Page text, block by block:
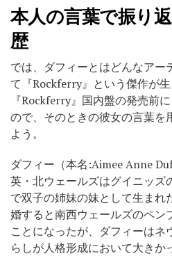
本人の言葉で振り
歴
では、ダフィーとはどんなアー
て『Rockferry』という傑作が
『Rockferry』国内盤の発売前
ので、そのときの彼女の言葉を
よう。
ダフィー（本名:Aimee Anne
英・北ウェールズはグイニッズ
で双子の姉妹の妹として生まれ
婚すると南西ウェールズのペン
ことになったが、ダフィーはネ
らしが人格形成において大きか